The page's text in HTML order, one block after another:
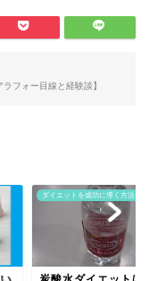
フォー目線と経験談】
ダイエットを成功に導く方法